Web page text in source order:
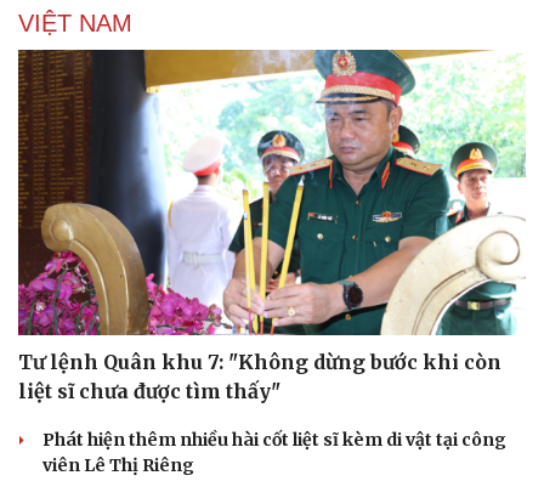
VIỆT NAM
Tư lệnh Quân khu 7: "Không dừng bước khi còn
liệt sĩ chưa được tìm thấy"
Phát hiện thêm nhiều hài cốt liệt sĩ kèm di vật tại công
viên Lê Thị Riêng